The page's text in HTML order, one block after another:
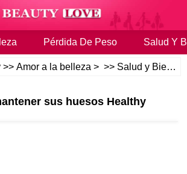
Pérdida De Peso Salud Y
>>Amor a la belleza > >> Salud y Bienestar
sus huesos Healthy